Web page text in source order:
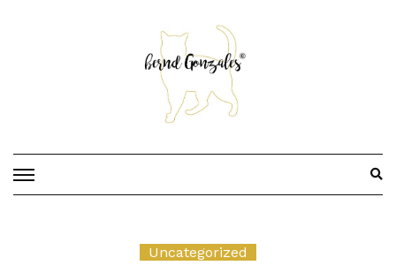
Uncategorized